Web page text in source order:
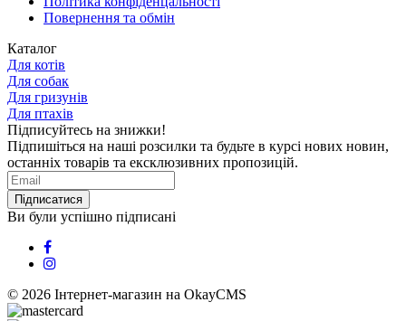
Повернення та обмін
Каталог
Для котів
Для собак
Для гризунів
Для птахів
Підписуйтесь на знижки!
Підпишіться на наші розсилки та будьте в курсі нових новин,
останніх товарів та ексклюзивних пропозицій.
Підписатися
Ви були успішно підписані
© 2026 Інтернет-магазин на OkayCMS